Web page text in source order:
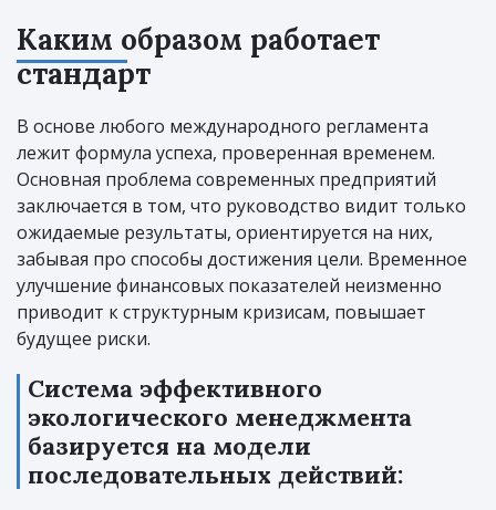
Каким образом работает
стандарт
В основе любого международного регламента
лежит формула успеха, проверенная временем.
Основная проблема современных предприятий
заключается в том, что руководство видит только
ожидаемые результаты, ориентируется на них,
забывая про способы достижения цели. Временное
улучшение финансовых показателей неизменно
приводит к структурным кризисам, повышает
будущее риски.
Система эффективного
экологического менеджмента
базируется на модели
последовательных действий: